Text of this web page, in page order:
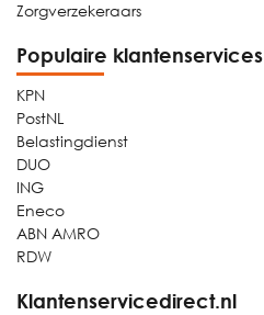
Zorgverzekeraars
Populaire klantenservices
KPN
PostNL
Belastingdienst
DUO
ING
Eneco
ABN AMRO
RDW
Klantenservicedirect.nl